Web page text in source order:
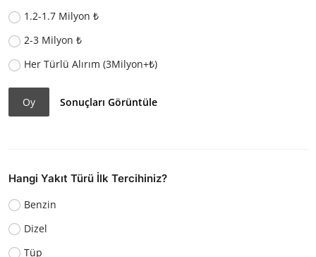
1.2-1.7 Milyon ₺
2-3 Milyon ₺
Her Türlü Alırım (3Milyon+₺)
Oy Sonuçları Görüntüle
Hangi Yakıt Türü İlk Tercihiniz?
Benzin
Dizel
Tüp